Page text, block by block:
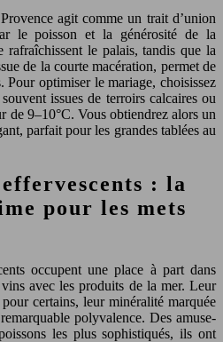
agit comme un trait d’union
le poisson et la générosité de la
rafraîchissent le palais, tandis que la
de la courte macération, permet de
Pour optimiser le mariage, choisissez
issues de terroirs calcaires ou
de 9–10°C. Vous obtiendrez alors un
parfait pour les grandes tablées au
: la
pour les mets
occupent une place à part dans
avec les produits de la mer. Leur
certains, leur minéralité marquée
polyvalence. Des amuse-
les plus sophistiqués, ils ont